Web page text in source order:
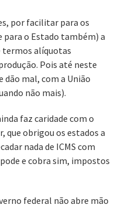
por facilitar para os
para o Estado também) a
termos alíquotas
Pois até neste
dão mal, com a União
não mais).
faz caridade com o
que obrigou os estados a
nada de ICMS com
e cobra sim, impostos
federal não abre mão